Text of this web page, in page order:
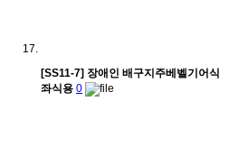
[SS11-7] 장애인 배구지주베벨기어식
좌식용 0